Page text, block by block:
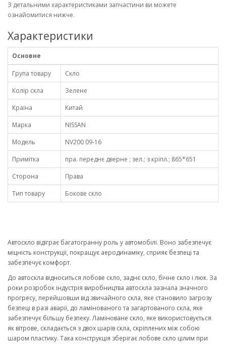
З детальними характеристиками запчастини ви можете
ознайомитися нижче.
Характеристики
Основне
Група товару
Скло
Колір скла
Зелене
Країна
Китай
Марка
NISSAN
Модель
NV200 09-16
Примітка
пра. переднє дверне ; зел.; з кріпл.; 865*651
Сторона
Права
Тип товару
Бокове скло
Автоскло відіграє багатогранну роль у автомобілі. Воно забезпечує
міцність конструкції, покращує аеродинаміку, сприяє безпеці та
забезпечує комфорт.
До автоскла відноситься лобове скло, заднє скло, бічне скло і люк. За
роки розробок індустрія виробництва автоскла зазнала значного
прогресу, перейшовши від звичайного скла, яке становило загрозу
безпеці в разі аварії, до ламінованого та загартованого скла, яке
забезпечує більшу безпеку. Ламіноване скло, яке використовується
як вітрове, складається з двох шарів скла, скріплених між собою
шаром пластику. Така конструкція зберігає лобове скло цілим при